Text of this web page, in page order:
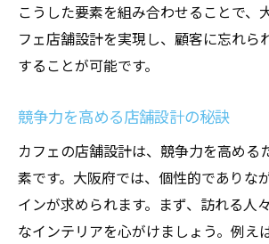
こうした要素を組み合わせることで、
フェ店舗設計を実現し、顧客に忘れら
することが可能です。
競争力を高める店舗設計の秘訣
カフェの店舗設計は、競争力を高める
素です。大阪府では、個性的でありな
インが求められます。まず、訪れる人
なインテリアを心がけましょう。例え